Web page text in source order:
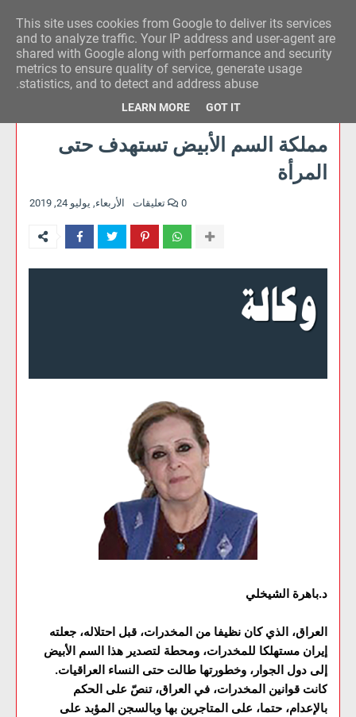
وكالة الحدث للآراء
مملكة السم الأبيض تستهدف حتى
المرأة
الأربعاء, يوليو 24, 2019 0 تعليقات
د.باهرة الشيخلي
العراق، الذي كان نظيفا من المخدرات، قبل احتلاله، جعلته
إيران مستهلكا للمخدرات، ومحطة لتصدير هذا السم الأبيض
إلى دول الجوار، وخطورتها طالت حتى النساء العراقيات.
كانت قوانين المخدرات، في العراق، تنصّ على الحكم
بالإعدام، حتما، على المتاجرين بها وبالسجن المؤبد على
This site uses cookies from Google to deliver its services
and to analyze traffic. Your IP address and user-agent are
shared with Google along with performance and security
metrics to ensure quality of service, generate usage
statistics, and to detect and address abuse.
LEARN MORE GOT IT